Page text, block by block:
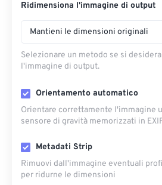
Ridimensiona l'immagine di output
Mantieni le dimensioni originali
Selezionare un metodo se si
l'immagine di output.
Orientamento automatico
Orientare correttamente l'immagine
sensore di gravità memorizzati in
Metadati Strip
Rimuovi dall'immagine eventuali
per ridurne le dimensioni